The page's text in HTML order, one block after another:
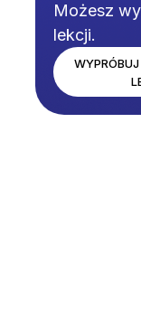
Możesz
lekcji.